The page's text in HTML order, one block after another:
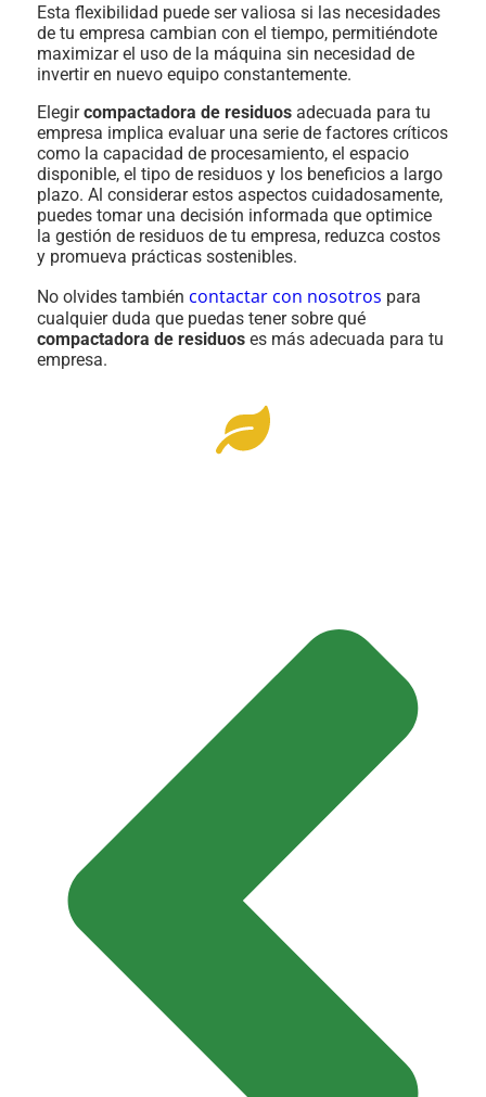
Esta flexibilidad puede ser valiosa si las necesidades
de tu empresa cambian con el tiempo, permitiéndote
maximizar el uso de la máquina sin necesidad de
invertir en nuevo equipo constantemente.
Elegircompactadora de residuos adecuada para tu
empresa implica evaluar una serie de factores críticos
como la capacidad de procesamiento, el espacio
disponible, el tipo de residuos y los beneficios a largo
plazo. Al considerar estos aspectos cuidadosamente,
puedes tomar una decisión informada que optimice
la gestión de residuos de tu empresa, reduzca costos
y promueva prácticas sostenibles.
No olvides también contactar con nosotros para
cualquier duda que puedas tener sobre qué
compactadora de residuos es más adecuada para tu
empresa.